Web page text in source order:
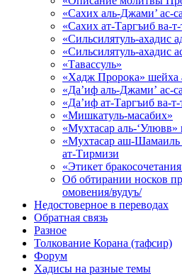
«Сахих аль-Джами’ ас-
«Сахих ат-Таргъиб ва-
«Сильсилятуль-ахадис
«Сильсилятуль-ахадис
«Тавассуль»
«Хадж Пророка» шейха
«Да’иф аль-Джами’ ас-
«Да’иф ат-Таргъиб ва-
«Мишкатуль-масабих»
«Мухтасар аль-
«Мухтасар аш-
ат-Тирмизи
«Этикет
Об обтирании носков
омовения/вудуъ/
Недостоверное в переводах
Обратная связь
Разное
Толкование Корана (тафсир)
Форум
Хадисы на разные темы